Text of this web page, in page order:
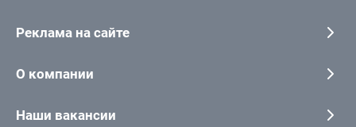
Реклама на сайте
О компании
Наши вакансии